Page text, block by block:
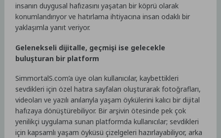
insanın duygusal hafızasını yaşatan bir köprü olarak
konumlandırıyor ve hatırlama ihtiyacına insan odaklı bir
yaklaşımla yanıt veriyor.
Gelenekseli dijitalle, geçmişi ise gelecekle
buluşturan bir platform
SimmortalS.com’a üye olan kullanıcılar, kaybettikleri
sevdikleri için özel hatıra sayfaları oluşturarak fotoğrafları,
videoları ve yazılı anılarıyla yaşam öykülerini kalıcı bir dijital
hafızaya dönüştürebiliyor. Bir arşivin ötesinde pek çok
yenilikçi uygulama sunan platformda kullanıcılar; sevdikleri
için kapsamlı yaşam öyküsü çizelgeleri hazırlayabiliyor, arka